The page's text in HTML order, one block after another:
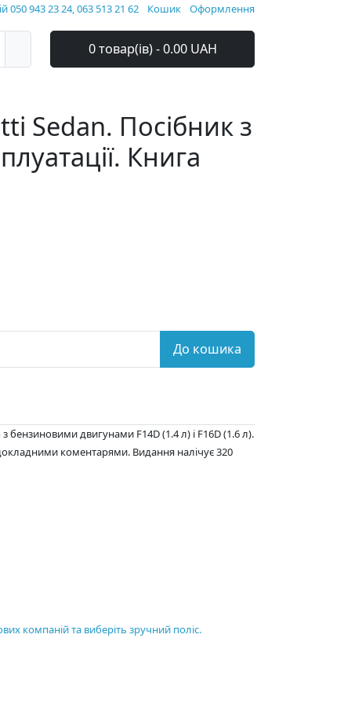
050 943 23 24, 063 513 21 62 Кошик Оформлення
0 товар(ів) - 0.00 UAH
Sedan. Посібник з
Книга
До кошика
бензиновими двигунами F14D (1.4 л) і F16D (1.6 л).
коментарями. Видання налічує 320
компаній та виберіть зручний поліс.